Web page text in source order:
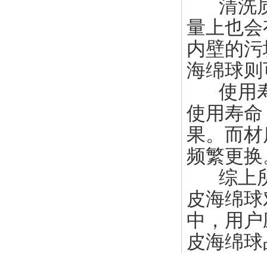
清洗质
量上也
内壁的
海绵球
使用寿
使用寿
果。而
频繁更换
综上所
皮海绵
中，用
皮海绵